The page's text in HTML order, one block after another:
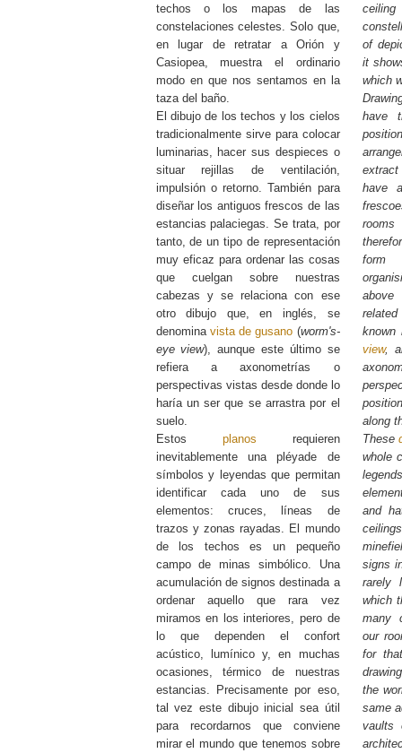
techos o los mapas de las
constelaciones celestes. Solo que,
en lugar de retratar a Orión y
Casiopea, muestra el ordinario
modo en que nos sentamos en la
taza del baño.
El dibujo de los techos y los cielos
tradicionalmente sirve para colocar
luminarias, hacer sus despieces o
situar rejillas de ventilación,
impulsión o retorno. También para
diseñar los antiguos frescos de las
estancias palaciegas. Se trata, por
tanto, de un tipo de representación
muy eficaz para ordenar las cosas
que cuelgan sobre nuestras
cabezas y se relaciona con ese
otro dibujo que, en inglés, se
denomina vista de gusano (worm's-
eye view), aunque este último se
refiera a axonometrías o
perspectivas vistas desde donde lo
haría un ser que se arrastra por el
suelo.
Estos planos requieren
inevitablemente una pléyade de
símbolos y leyendas que permitan
identificar cada uno de sus
elementos: cruces, líneas de
trazos y zonas rayadas. El mundo
de los techos es un pequeño
campo de minas simbólico. Una
acumulación de signos destinada a
ordenar aquello que rara vez
miramos en los interiores, pero de
lo que dependen el confort
acústico, lumínico y, en muchas
ocasiones, térmico de nuestras
estancias. Precisamente por eso,
tal vez este dibujo inicial sea útil
para recordarnos que conviene
mirar el mundo que tenemos sobre
of
it
which
have
have
form
view,
along
These
whole
and
signs
rarely
which
many
our
for
the
same
vaults